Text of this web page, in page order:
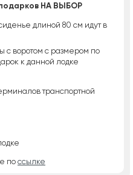
НА ВЫБОР
длиной 80 см идут в
с воротом с размером по
к данной лодке
транспортной
по ссылке